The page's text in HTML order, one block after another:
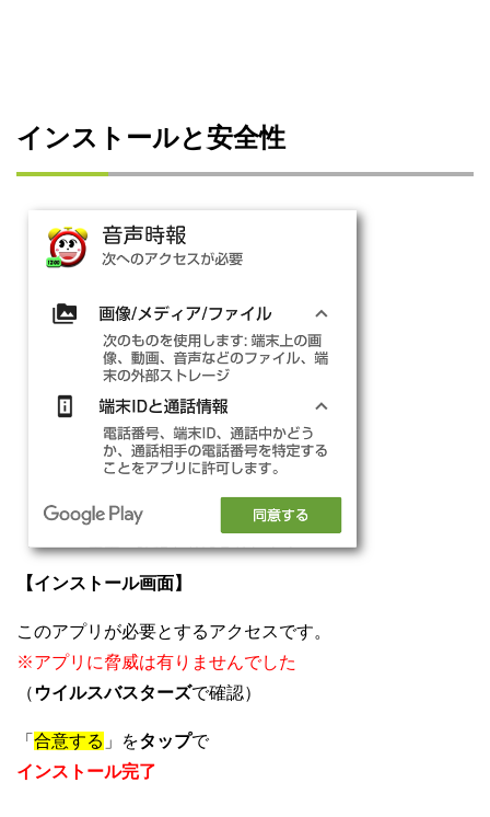
インストールと安全性
【インストール画面】
このアプリが必要とするアクセスです。
※アプリに脅威は有りませんでした
（ ウイルスバスターズで確認）
「 合意する 」をタップで
インストール完了